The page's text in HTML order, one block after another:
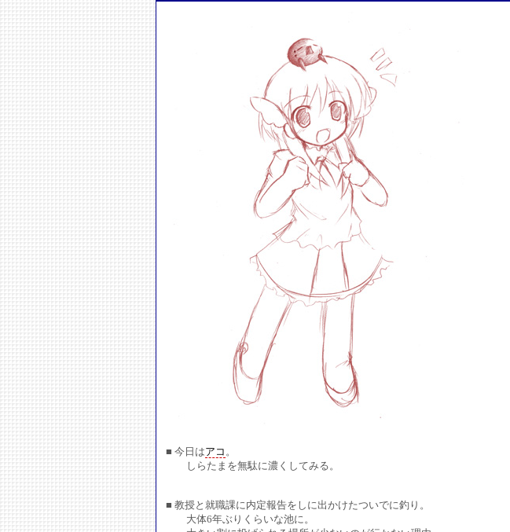
■ 今日はアコ 。
しらたまを無駄に濃くしてみる。
■ 教授と就職課に内定報告をしに出かけたついでに釣り。
大体6年ぶりくらいな池に。